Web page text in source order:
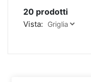
20 prodotti
Vista: